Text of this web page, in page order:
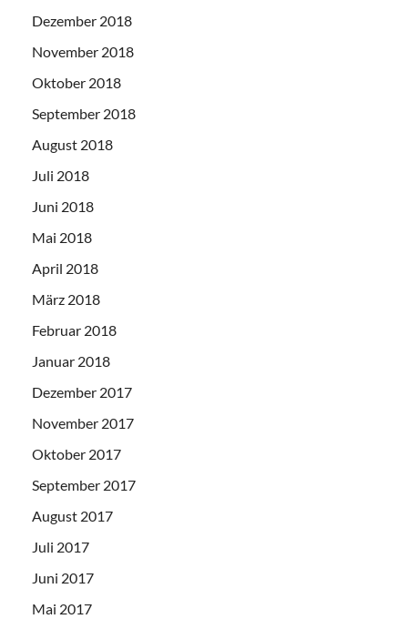
Dezember 2018
November 2018
Oktober 2018
September 2018
August 2018
Juli 2018
Juni 2018
Mai 2018
April 2018
März 2018
Februar 2018
Januar 2018
Dezember 2017
November 2017
Oktober 2017
September 2017
August 2017
Juli 2017
Juni 2017
Mai 2017